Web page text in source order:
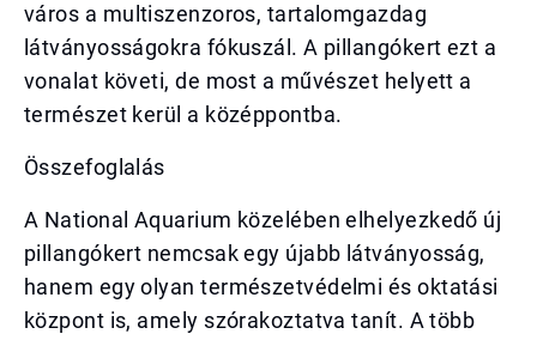
város a multiszenzoros, tartalomgazdag
látványosságokra fókuszál. A pillangókert ezt a
vonalat követi, de most a művészet helyett a
természet kerül a középpontba.
Összefoglalás
A National Aquarium közelében elhelyezkedő új
pillangókert nemcsak egy újabb látványosság,
hanem egy olyan természetvédelmi és oktatási
központ is, amely szórakoztatva tanít. A több